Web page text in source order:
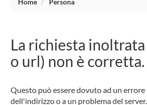
Home Persona
La richiesta
o url) non è corretta.
Questo può essere dovuto ad un
dell'indirizzo o a un problema del server.